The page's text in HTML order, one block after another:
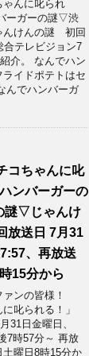
ゃんに叱られ
ガーの謎▽渋
けんの謎 初回
合テレビジョン7
介。 なんでハン
イドポテトはセ
んでハンバーガ
コちゃんに叱
ンバーガーの
謎▽じゃんけ
放送日 7月31
、再放送
15分から
ンの皆様！
に叱られる！」​
31日金曜日、
7時57分～ 再放
曜日8時15分か